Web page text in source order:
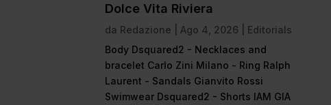
Dolce Vita Riviera
da Redazione Ago 4, 2026
Editorials
Body Dsquared2 - Necklaces and
bracelet Carlo Zini Milano - Ring Ralph
Laurent - Sandals Gianvito Rossi
Swimwear Dsquared2 - Shorts IAM GIA